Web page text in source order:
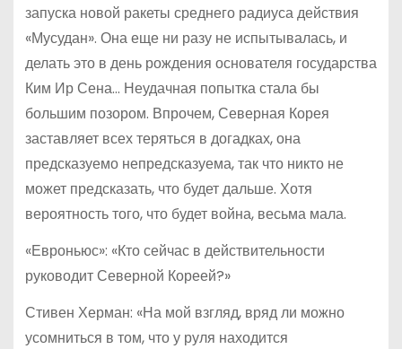
запуска новой ракеты среднего радиуса действия
«Мусудан». Она еще ни разу не испытывалась, и
делать это в день рождения основателя государства
Ким Ир Сена… Неудачная попытка стала бы
большим позором. Впрочем, Северная Корея
заставляет всех теряться в догадках, она
предсказуемо непредсказуема, так что никто не
может предсказать, что будет дальше. Хотя
вероятность того, что будет война, весьма мала.
«Евроньюс»: «Кто сейчас в действительности
руководит Северной Кореей?»
Стивен Херман: «На мой взгляд, вряд ли можно
усомниться в том, что у руля находится